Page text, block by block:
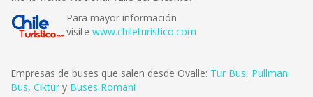
Para mayor información
visite www.chileturistico.com
Empresas de buses que salen desde Ovalle: Tur Bus, Pullman
Bus, Ciktur y Buses Romani